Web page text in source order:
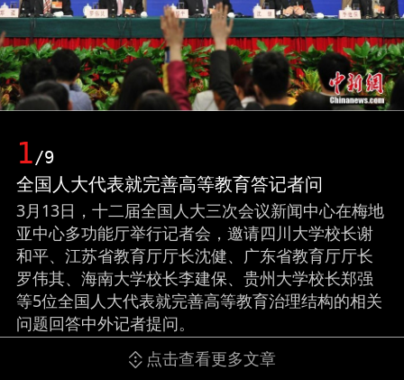
1/9
全国人大代表就完善高等教育答记者问
3月13日，十二届全国人大三次会议新闻中心在梅地
亚中心多功能厅举行记者会，邀请四川大学校长谢
和平、江苏省教育厅厅长沈健、广东省教育厅厅长
罗伟其、海南大学校长李建保、贵州大学校长郑强
等5位全国人大代表就完善高等教育治理结构的相关
问题回答中外记者提问。
点击查看更多文章